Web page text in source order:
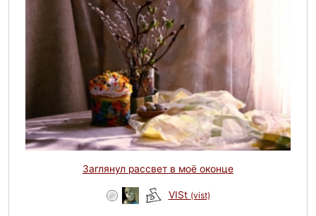
Заглянул рассвет в моё оконце
VISt (vist)